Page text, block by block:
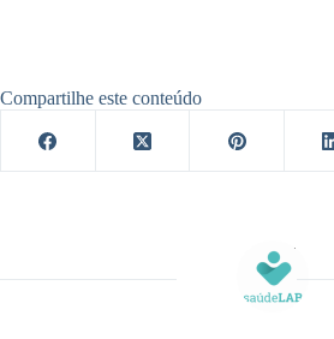
Compartilhe este conteúdo